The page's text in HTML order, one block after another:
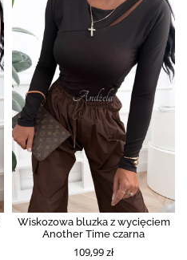
Wiskozowa bluzka z wycięciem
Another Time czarna
109,99 zł